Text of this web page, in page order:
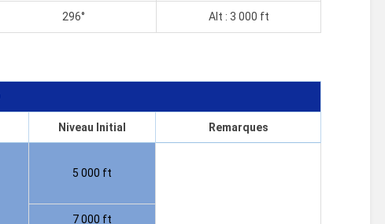
296° Alt : 3 000 ft
Niveau Initial Remarques
5 000 ft
7 000 ft